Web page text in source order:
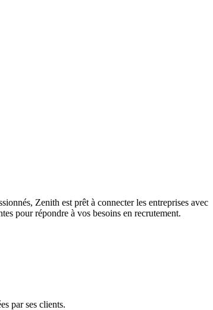
Zenith est prêt à connecter les entreprises avec
pour répondre à vos besoins en recrutement.
par ses clients.